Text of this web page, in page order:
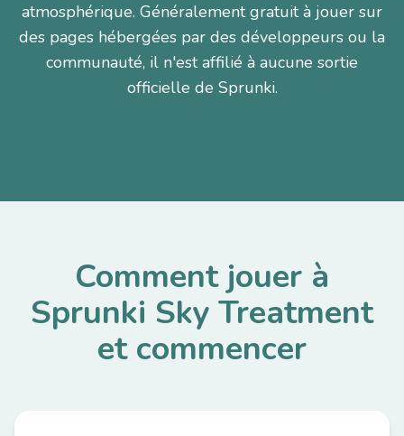
atmosphérique. Généralement gratuit à jouer sur
des pages hébergées par des développeurs ou la
communauté, il n'est affilié à aucune sortie
officielle de Sprunki.
Comment jouer à
Sprunki Sky Treatment
et commencer